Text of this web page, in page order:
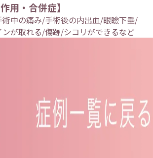
用・合併症】
術中の痛み/手術後の内出血/眼瞼下垂/
が取れる/傷跡/シコリができるなど